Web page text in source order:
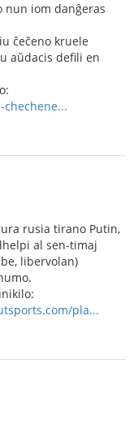
nun iom danĝeras
ĉeĉeno kruele
aŭdacis defili en
rusia tirano Putin,
al sen-timaj
libervolan)
pla...